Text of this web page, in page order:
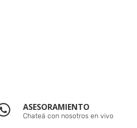
ASESORAMIENTO
Chateá con nosotros en vivo